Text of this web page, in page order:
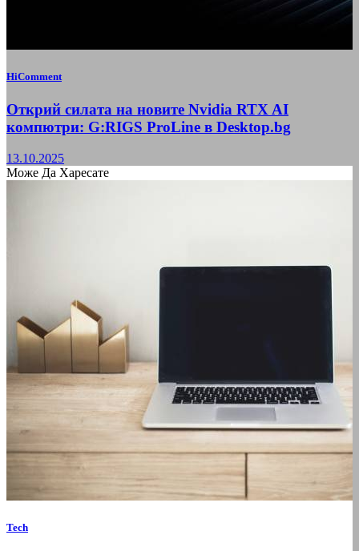
HiComment
Открий силата на новите Nvidia RTX AI
компютри: G:RIGS ProLine в Desktop.bg
13.10.2025
Може Да Харесате
Tech